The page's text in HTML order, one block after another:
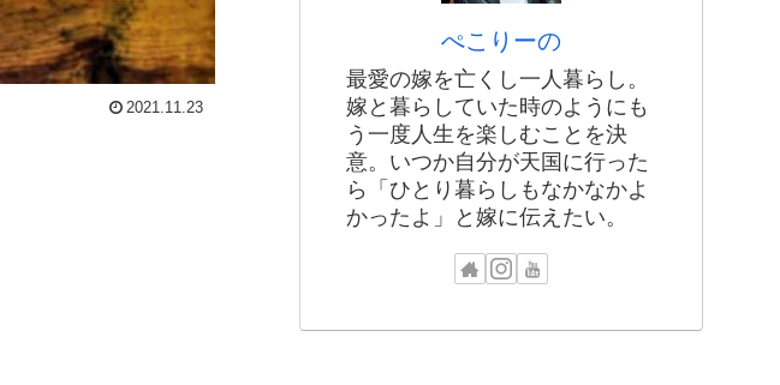
2021.11.23
ぺこりーの
最愛の嫁を亡くし一人暮らし。
嫁と暮らしていた時のようにも
う一度人生を楽しむことを決
意。いつか自分が天国に行った
ら「ひとり暮らしもなかなかよ
かったよ」と嫁に伝えたい。